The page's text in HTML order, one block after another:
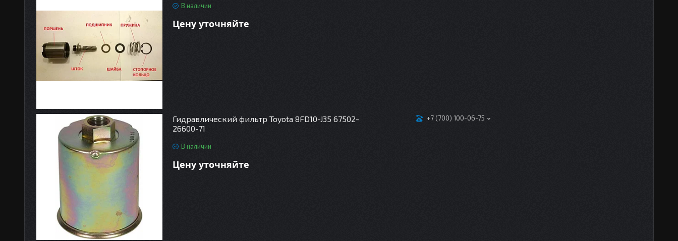
В наличии
Цену уточняйте
Гидравлический фильтр Toyota 8FD10-J35 67502-
26600-71
В наличии
Цену уточняйте
+7 (700) 100-06-75